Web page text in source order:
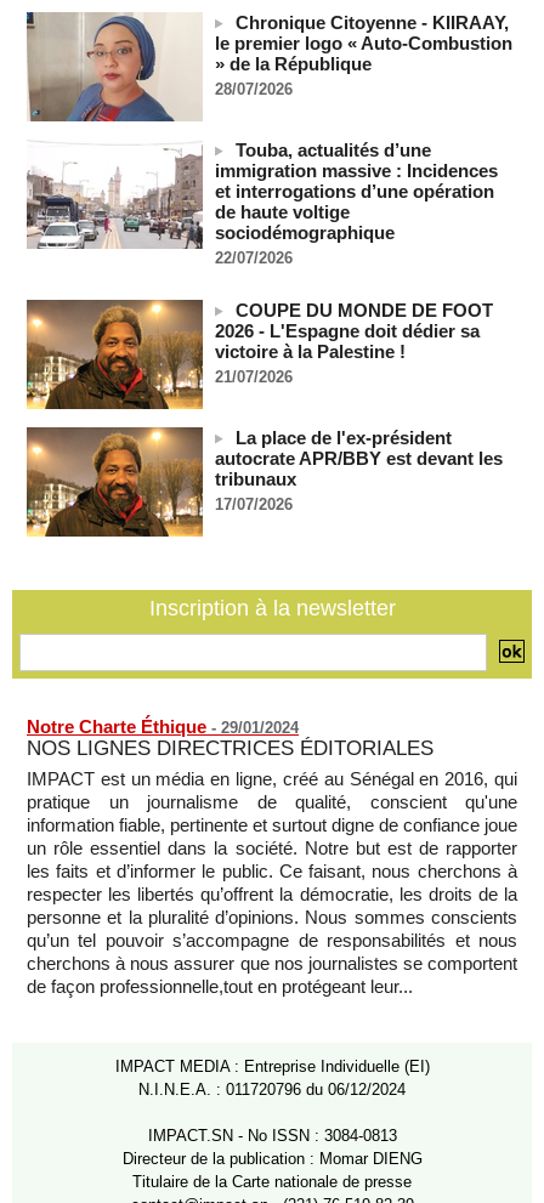
06/08/2026 -
Taïwan bloque un pont stratégique lors de la simulation d'une
invasion par la Chine
06/08/2026 -
Les Bourses mondiales suspendues au Moyen-Orient,
records en Europe
06/08/2026
Soudan du Sud : Les avocats de Riek Machar sollicitent un
accès à leur client avant la prochaine audience
France-Algérie: l'affaire Mehdi Laribi relance la coopération
policière contre le narcotrafic
06/08/2026 -
Guinée : l'absence du président Doumbouya ravive les
tensions politiques
Bénin: le nouveau Sénat élit son premier président
06/08/2026 -
La Centrafrique et le Cameroun apaisent les tensions après
un incident frontalier
Chronique Citoyenne - KIIRAAY,
le premier logo « Auto-Combustion
» de la République
28/07/2026
Touba, actualités d’une
immigration massive : Incidences
et interrogations d’une opération
de haute voltige
sociodémographique
22/07/2026
COUPE DU MONDE DE FOOT
2026 - L'Espagne doit dédier sa
victoire à la Palestine !
21/07/2026
La place de l'ex-président
autocrate APR/BBY est devant les
tribunaux
17/07/2026
Inscription à la newsletter
Notre Charte Éthique - 29/01/2024
NOS LIGNES DIRECTRICES ÉDITORIALES
IMPACT est un média en ligne, créé au Sénégal en 2016, qui
pratique un journalisme de qualité, conscient qu'une
information fiable, pertinente et surtout digne de confiance joue
un rôle essentiel dans la société. Notre but est de rapporter
les faits et d’informer le public. Ce faisant, nous cherchons à
respecter les libertés qu’offrent la démocratie, les droits de la
personne et la pluralité d’opinions. Nous sommes conscients
qu’un tel pouvoir s’accompagne de responsabilités et nous
cherchons à nous assurer que nos journalistes se comportent
de façon professionnelle,tout en protégeant leur...
IMPACT MEDIA : Entreprise Individuelle (EI)
N.I.N.E.A. : 011720796 du 06/12/2024
IMPACT.SN - No ISSN : 3084-0813
Directeur de la publication : Momar DIENG
Titulaire de la Carte nationale de presse